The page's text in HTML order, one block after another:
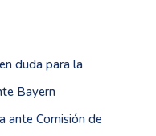
duda para la
Bayern
ante Comisión de